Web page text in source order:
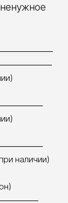
наличии)